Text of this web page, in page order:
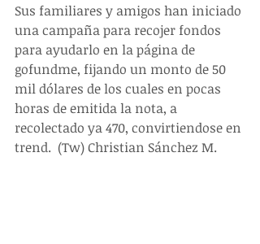
Sus familiares y amigos han iniciado
una campaña para recojer fondos
para ayudarlo en la página de
gofundme, fijando un monto de 50
mil dólares de los cuales en pocas
horas de emitida la nota, a
recolectado ya 470, convirtiendose en
trend.​  (Tw) Christian Sánchez M.